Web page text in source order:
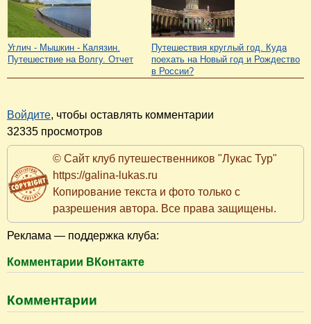
Углич - Мышкин - Калязин.
Путешествие на Волгу. Отчет
Путешествия круглый год. Куда
поехать на Новый год и Рождество
в России?
Войдите, чтобы оставлять комментарии
32335 просмотров
© Сайт клуб путешественников "Лукас Тур"
https://galina-lukas.ru
Копирование текста и фото только с
разрешения автора. Все права защищены.
Реклама — поддержка клуба:
Комментарии ВКонтакте
Комментарии